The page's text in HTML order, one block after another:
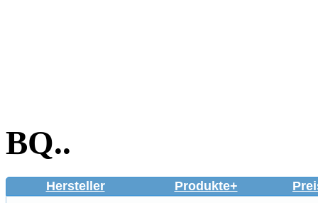
BQ..
Hersteller Produkte+